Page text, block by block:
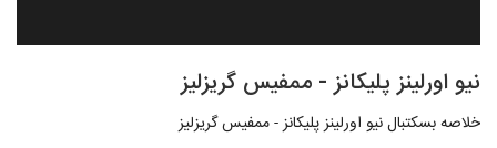
نیو اورلینز پلیکانز - ممفیس گریزلیز
خلاصه بسکتبال نیو اورلینز پلیکانز - ممفیس گریزلیز